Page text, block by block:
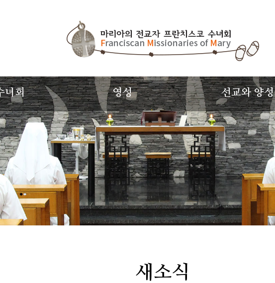
녀회 영성 선교와 양성
새소식